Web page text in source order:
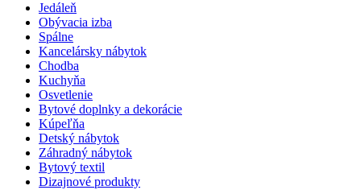
Jedáleň
Obývacia izba
Spálne
Kancelársky nábytok
Chodba
Kuchyňa
Osvetlenie
Bytové doplnky a dekorácie
Kúpeľňa
Detský nábytok
Záhradný nábytok
Bytový textil
Dizajnové produkty